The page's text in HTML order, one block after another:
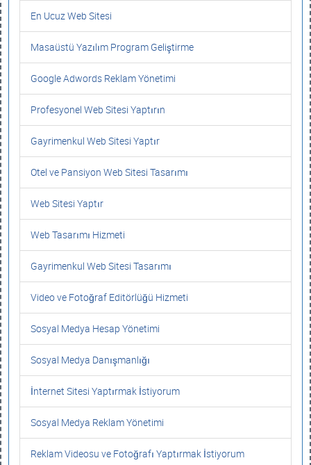
En Ucuz Web Sitesi
Masaüstü Yazılım Program Geliştirme
Google Adwords Reklam Yönetimi
Profesyonel Web Sitesi Yaptırın
Gayrimenkul Web Sitesi Yaptır
Otel ve Pansiyon Web Sitesi Tasarımı
Web Sitesi Yaptır
Web Tasarımı Hizmeti
Gayrimenkul Web Sitesi Tasarımı
Video ve Fotoğraf Editörlüğü Hizmeti
Sosyal Medya Hesap Yönetimi
Sosyal Medya Danışmanlığı
İnternet Sitesi Yaptırmak İstiyorum
Sosyal Medya Reklam Yönetimi
Reklam Videosu ve Fotoğrafı Yaptırmak İstiyorum